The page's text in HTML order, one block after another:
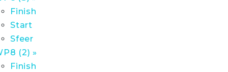
Finish
Start
Sfeer
(2) »
Finish